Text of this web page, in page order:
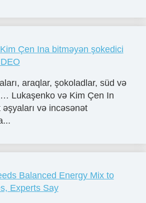
Çen Ina bitməyən şokedici
araqlar, şokoladlar, süd və
Lukaşenko və Kim Çen In
əşyaları və incəsənət
Balanced Energy Mix to
Experts Say